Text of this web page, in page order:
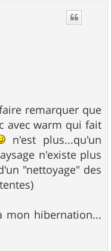
remarquer que
avec warm qui fait
n'est plus...qu'un
n'existe plus
"nettoyage" des
mon hibernation...